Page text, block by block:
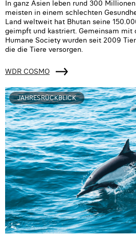
In ganz Asien leben rund 300
meisten in einem schlechten
Land weltweit hat Bhutan seine
geimpft und kastriert. Gemeinsam mit
Humane Society wurden seit 2009
die die Tiere versorgen.
WDR COSMO
JAHRESRÜCKBLICK